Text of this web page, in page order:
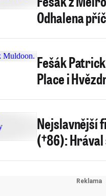
Odhalena
Fešák
Place i
Nejslavnější
(†86):